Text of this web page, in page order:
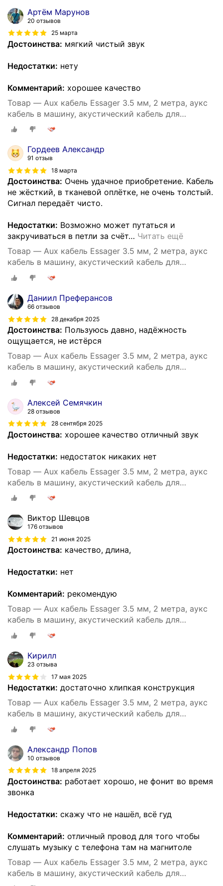
Артём Марунов
20 отзывов
25 марта
Достоинства: мягкий чистый звук
Недостатки: нету
Комментарий: хорошее качество
Товар — Aux кабель Essager 3.5 мм, 2 метра, аукс
кабель в машину, акустический кабель для
наушников, аудио кабель 3.5 мм (Серый)
Гордеев Александр
91 отзыв
18 марта
Достоинства: Очень удачное приобретение. Кабель
не жёсткий, в тканевой оплётке, не очень толстый.
Сигнал передаёт чисто.
Недостатки: Возможно может путаться и
закручиваться в петли за счёт… Читать ещё
Товар — Aux кабель Essager 3.5 мм, 2 метра, аукс
кабель в машину, акустический кабель для
наушников, аудио кабель 3.5 мм (Серый)
Даниил Преферансов
66 отзывов
28 декабря 2025
Достоинства: Пользуюсь давно, надёжность
ощущается, не истёрся
Товар — Aux кабель Essager 3.5 мм, 2 метра, аукс
кабель в машину, акустический кабель для
наушников, аудио кабель 3.5 мм (Серый)
Алексей Семячкин
28 отзывов
28 сентября 2025
Достоинства: хорошее качество отличный звук
Недостатки: недостаток никаких нет
Товар — Aux кабель Essager 3.5 мм, 2 метра, аукс
кабель в машину, акустический кабель для
наушников, аудио кабель 3.5 мм (Серый)
Виктор Шевцов
176 отзывов
21 июня 2025
Достоинства: качество, длина,
Недостатки: нет
Комментарий: рекомендую
Товар — Aux кабель Essager 3.5 мм, 2 метра, аукс
кабель в машину, акустический кабель для
наушников, аудио кабель 3.5 мм (Серый)
Кирилл
23 отзыва
17 мая 2025
Недостатки: достаточно хлипкая конструкция
Товар — Aux кабель Essager 3.5 мм, 2 метра, аукс
кабель в машину, акустический кабель для
наушников, аудио кабель 3.5 мм (Серый)
Александр Попов
10 отзывов
18 апреля 2025
Достоинства: работает хорошо, не фонит во время
звонка
Недостатки: скажу что не нашёл, всё гуд
Комментарий: отличный провод для того чтобы
слушать музыку с телефона там на магнитоле
Товар — Aux кабель Essager 3.5 мм, 2 метра, аукс
кабель в машину, акустический кабель для
наушников, аудио кабель 3.5 мм (Серый)